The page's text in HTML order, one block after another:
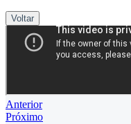
Voltar
Anterior
Próximo